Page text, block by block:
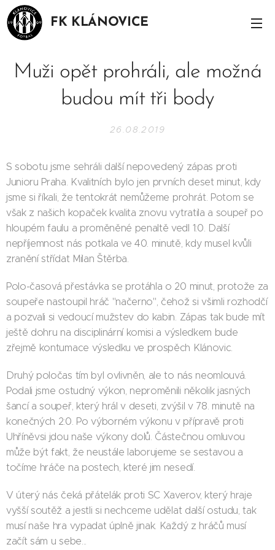
FK KLÁNOVICE
Muži opět prohráli, ale možná
budou mít tři body
26.08.2019
S sobotu jsme sehráli další nepovedený zápas proti
Junioru Praha. Kvalitních bylo jen prvních deset minut, kdy
jsme si říkali, že tentokrát nemůžeme prohrát. Potom se
však z našich kopaček kvalita znovu vytratila a soupeř po
hloupém faulu a proměněné penaltě vedl 1:0. Další
nepříjemnost nás potkala ve 40. minutě, kdy musel kvůli
zranění střídat Milan Štěrba.
Polo-časová přestávka se protáhla o 20 minut, protože za
soupeře nastoupil hráč "načerno", čehož si všimli rozhodčí
a pozvali si vedoucí mužstev do kabin. Zápas tak bude mít
ještě dohru na disciplinární komisi a výsledkem bude
zřejmě kontumace výsledku ve prospěch Klánovic.
Druhý poločas tím byl ovlivněn, ale to nás neomlouvá.
Podali jsme ostudný výkon, neproměnili několik jasných
šancí a soupeř, který hrál v deseti, zvýšil v 78. minutě na
konečných 2:0. Po výborném výkonu v přípravě proti
Uhříněvsi jdou naše výkony dolů. Částečnou omluvou
může být fakt, že neustále laborujeme se sestavou a
točíme hráče na postech, které jim nesedí.
V úterý nás čeká přátelák proti SC Xaverov, který hraje
vyšší soutěž a jestli si nechceme udělat další ostudu, tak
musí naše hra vypadat úplně jinak. Každý z hráčů musí
začít sám u sebe...